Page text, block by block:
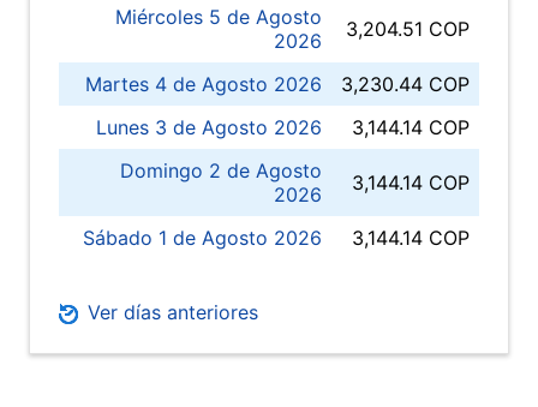
Miércoles 5 de Agosto
2026
3,204.51 COP
Martes 4 de Agosto 2026
3,230.44 COP
Lunes 3 de Agosto 2026
3,144.14 COP
Domingo 2 de Agosto
2026
3,144.14 COP
Sábado 1 de Agosto 2026 3,144.14 COP
Ver días anteriores